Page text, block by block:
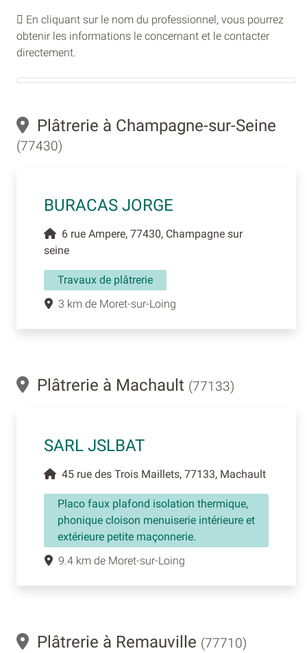
En cliquant sur le nom du professionnel, vous pourrez
obtenir les informations le concernant et le contacter
directement.
Plâtrerie à Champagne-sur-Seine
(77430)
BURACAS JORGE
6 rue Ampere, 77430, Champagne sur
seine
Travaux de plâtrerie
3 km de Moret-sur-Loing
Plâtrerie à Machault (77133)
SARL JSLBAT
45 rue des Trois Maillets, 77133, Machault
Placo faux plafond isolation thermique,
phonique cloison menuiserie intérieure et
extérieure petite maçonnerie.
9.4 km de Moret-sur-Loing
Plâtrerie à Remauville (77710)